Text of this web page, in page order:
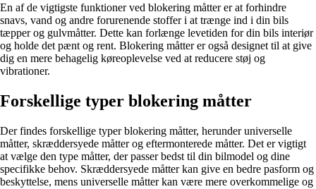
En af de vigtigste funktioner ved blokering måtter er at forhindre
snavs, vand og andre forurenende stoffer i at trænge ind i din bils
tæpper og gulvmåtter. Dette kan forlænge levetiden for din bils interiør
og holde det pænt og rent. Blokering måtter er også designet til at give
dig en mere behagelig køreoplevelse ved at reducere støj og
vibrationer.
Forskellige typer blokering måtter
Der findes forskellige typer blokering måtter, herunder universelle
måtter, skræddersyede måtter og eftermonterede måtter. Det er vigtigt
at vælge den type måtter, der passer bedst til din bilmodel og dine
specifikke behov. Skræddersyede måtter kan give en bedre pasform og
beskyttelse, mens universelle måtter kan være mere overkommelige og